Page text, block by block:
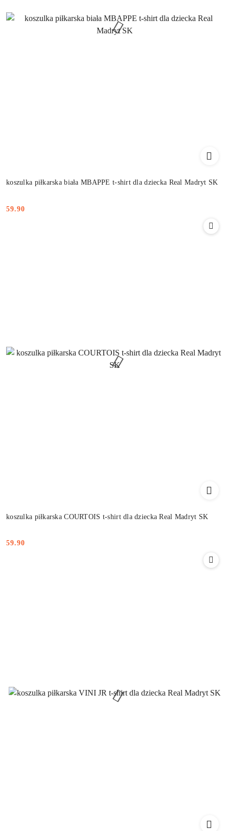
koszulka piłkarska biała MBAPPE t-shirt dla dziecka Real Madryt SK
Cena:
59.90
koszulka piłkarska COURTOIS t-shirt dla dziecka Real Madryt SK
Cena:
59.90